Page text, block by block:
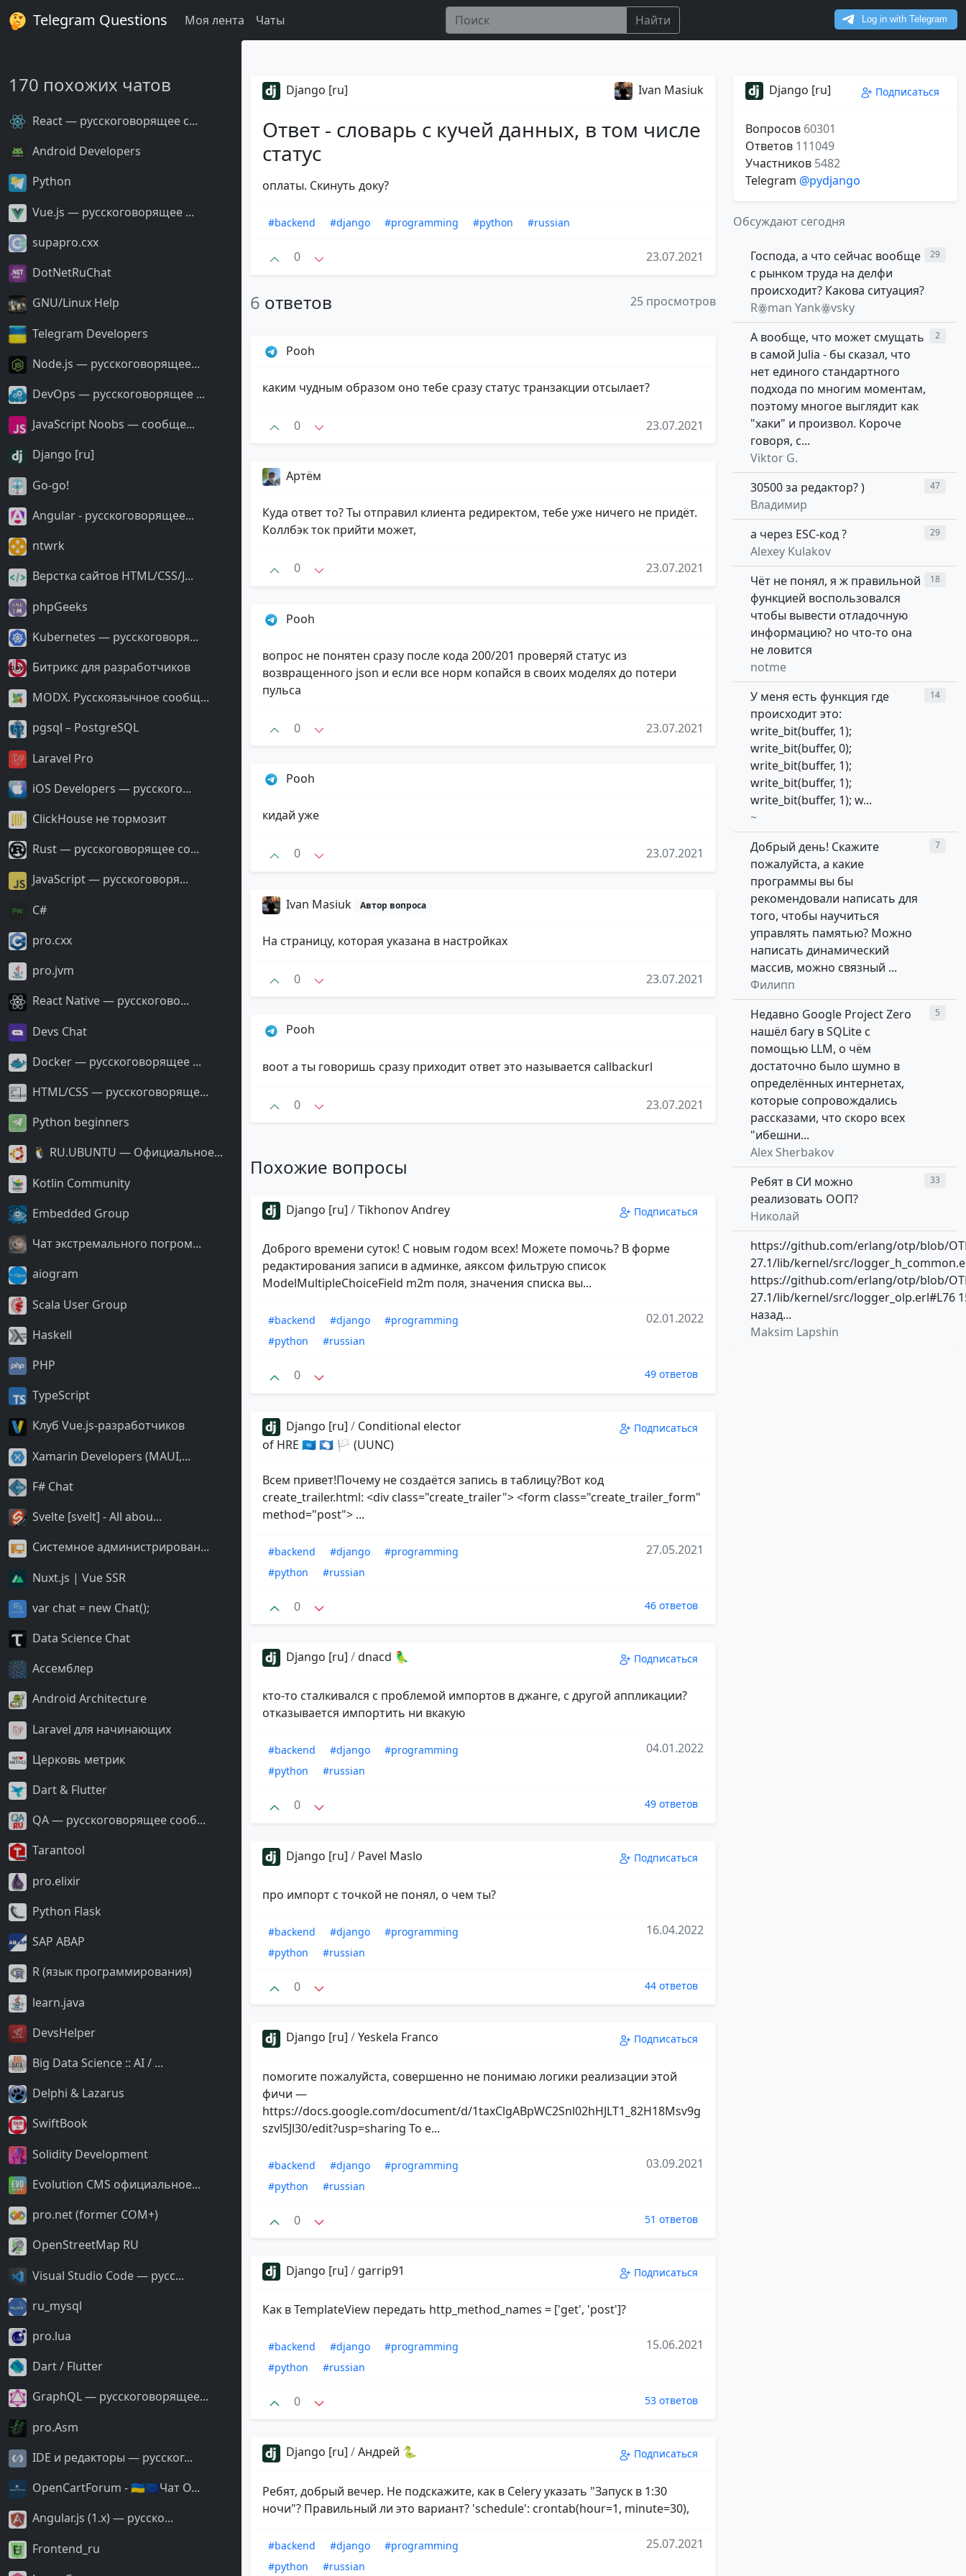
Telegram Questions Моя лента Чаты Найти
170 похожих чатов
React — русскоговорящее с...
Android Developers
Python
Vue.js — русскоговорящее ...
supapro.cxx
DotNetRuChat
GNU/Linux Help
Telegram Developers
Node.js — русскоговорящее...
DevOps — русскоговорящее ...
JavaScript Noobs — сообще...
Django [ru]
Go-go!
Angular - русскоговорящее...
ntwrk
Верстка сайтов HTML/CSS/J...
phpGeeks
Kubernetes — русскоговоря...
Битрикс для разработчиков
MODX. Русскоязычное сообщ...
pgsql – PostgreSQL
Laravel Pro
iOS Developers — русского...
ClickHouse не тормозит
Rust — русскоговорящее со...
JavaScript — русскоговоря...
С#
pro.cxx
pro.jvm
React Native — русскогово...
Devs Chat
Docker — русскоговорящее ...
HTML/CSS — русскоговоряще...
Python beginners
🐧 RU.UBUNTU — Официальное...
Kotlin Community
Embedded Group
Чат экстремального погром...
aiogram
Scala User Group
Haskell
PHP
TypeScript
Клуб Vue.js-разработчиков
Xamarin Developers (MAUI,...
F# Chat
Svelte [svelt] - All abou...
Системное администрирован...
Nuxt.js | Vue SSR
var chat = new Chat();
Data Science Chat
Ассемблер
Android Architecture
Laravel для начинающих
Церковь метрик
Dart & Flutter
QA — русскоговорящее сооб...
Tarantool
pro.elixir
Python Flask
SAP ABAP
R (язык программирования)
learn.java
DevsHelper
Big Data Science :: AI / ...
Delphi & Lazarus
SwiftBook
Solidity Development
Evolution CMS официальное...
pro.net (former COM+)
OpenStreetMap RU
Visual Studio Code — русс...
ru_mysql
pro.lua
Dart / Flutter
GraphQL — русскоговорящее...
pro.Asm
IDE и редакторы — русског...
OpenCartForum - 🇺🇦🇪🇺Чат O...
Angular.js (1.x) — русско...
Frontend_ru
Django [ru] Ivan Masiuk
Ответ - словарь с кучей данных, в том числе
статус
оплаты. Скинуть доку?
#backend #django #programming #python #russian
0 23.07.2021
6 ответов 25 просмотров
Pooh
каким чудным образом оно тебе сразу статус транзакции отсылает?
0 23.07.2021
Артём
Куда ответ то? Ты отправил клиента редиректом, тебе уже ничего не придёт.
Коллбэк ток прийти может,
0 23.07.2021
Pooh
вопрос не понятен сразу после кода 200/201 проверяй статус из
возвращенного json и если все норм копайся в своих моделях до потери
пульса
0 23.07.2021
Pooh
кидай уже
0 23.07.2021
Ivan Masiuk Автор вопроса
На страницу, которая указана в настройках
0 23.07.2021
Pooh
воот а ты говоришь сразу приходит ответ это называется callbackurl
0 23.07.2021
Похожие вопросы
Django [ru] /Tikhonov Andrey Подписаться
Доброго времени суток! С новым годом всех! Можете помочь? В форме
редактирования записи в админке, аяксом фильтрую список
ModelMultipleChoiceField m2m поля, значения списка вы...
#backend #django
#programming
#python
#russian
02.01.2022
0 49 ответов
Django [ru] / Conditional elector
of HRE 🇺🇳 🇦🇶 🏳 (UUNC)
Подписаться
Всем привет!Почему не создаётся запись в таблицу?Вот код
create_trailer.html: <div class="create_trailer"> <form class="create_trailer_form"
method="post"> ...
#backend #django
#programming
#python
#russian
27.05.2021
0 46 ответов
Django [ru] /dnacd 🦜 Подписаться
кто-то сталкивался с проблемой импортов в джанге, с другой аппликации?
отказывается импортить ни вкакую
#backend #django
#programming
#python
#russian
04.01.2022
0 49 ответов
Django [ru] / Pavel Maslo Подписаться
про импорт с точкой не понял, о чем ты?
#backend #django
#programming
#python
#russian
16.04.2022
0 44 ответов
Django [ru] /Yeskela Franco Подписаться
помогите пожалуйста, совершенно не понимаю логики реализации этой
фичи —
https://docs.google.com/document/d/1taxClgABpWC2Snl02hHJLT1_82H18Msv9g
szvl5Jl30/edit?usp=sharing То е...
#backend #django
#programming
#python
#russian
03.09.2021
0 51 ответов
Django [ru] / garrip91 Подписаться
Как в TemplateView передать http_method_names = ['get', 'post']?
#backend #django
#programming
#python
#russian
15.06.2021
0 53 ответов
Django [ru] /Андрей 🐍 Подписаться
Ребят, добрый вечер. Не подскажите, как в Celery указать "Запуск в 1:30
ночи"? Правильный ли это вариант? 'schedule': crontab(hour=1, minute=30),
#backend #django
#programming
#python
#russian
25.07.2021
Django [ru] Подписаться
Вопросов 60301
Ответов 111049
Участников 5482
Telegram @pydjango
Обсуждают сегодня
Господа, а что сейчас вообще
с рынком труда на делфи
происходит? Какова ситуация?
Rꙮman Yankꙮvsky
29
А вообще, что может смущать
в самой Julia - бы сказал, что
нет единого стандартного
подхода по многим моментам,
поэтому многое выглядит как
"хаки" и произвол. Короче
говоря, с...
Viktor G.
2
30500 за редактор? )
Владимир
47
а через ESC-код ?
Alexey Kulakov
29
Чёт не понял, я ж правильной
функцией воспользовался
чтобы вывести отладочную
информацию? но что-то она
не ловится
notme
18
У меня есть функция где
происходит это:
write_bit(buffer, 1);
write_bit(buffer, 0);
write_bit(buffer, 1);
write_bit(buffer, 1);
write_bit(buffer, 1); w...
~
14
Добрый день! Скажите
пожалуйста, а какие
программы вы бы
рекомендовали написать для
того, чтобы научиться
управлять памятью? Можно
написать динамический
массив, можно связный ...
Филипп
7
Недавно Google Project Zero
нашёл багу в SQLite с
помощью LLM, о чём
достаточно было шумно в
определённых интернетах,
которые сопровождались
рассказами, что скоро всех
"ибешни...
Alex Sherbakov
5
Ребят в СИ можно
реализовать ООП?
Николай
33
https://github.com/erlang/otp/blob/
27.1/lib/kernel/src/
https://github.com/erlang/otp/blob/
27.1/lib/kernel/src/logger_olp.erl#L76
назад...
Maksim Lapshin